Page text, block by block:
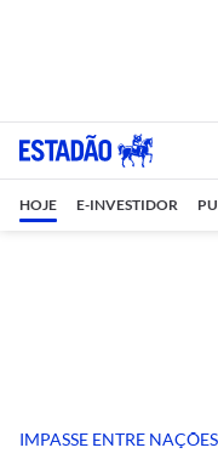
HOJE E-INVESTIDOR
IMPASSE ENTRE NAÇÕES